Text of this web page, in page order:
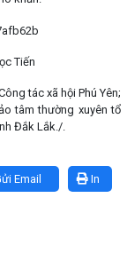
Tiến
tác xã hội Phú Yên;
tâm thường xuyên tổ
Đắk Lắk./.
In
Email